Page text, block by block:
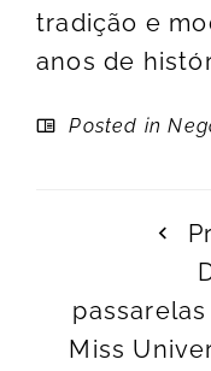
tradição e
anos de
Posted in
Miss